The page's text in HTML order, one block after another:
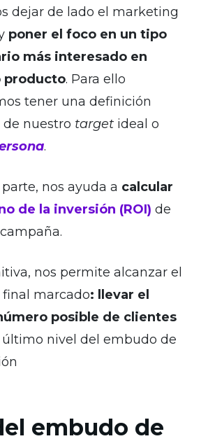
dejar de lado el marketing
poner el foco en un tipo
más interesado en
producto. Para ello
tener una definición
nuestro target ideal o
.
nos ayuda a calcular
de la inversión (ROI) de
nos permite alcanzar el
marcado: llevar el
posible de clientes
último nivel del embudo de
embudo de